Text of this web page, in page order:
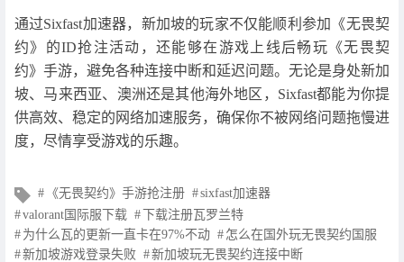
通过Sixfast加速器，新加坡的玩家不仅能顺利参加《无畏契
约》的ID抢注活动，还能够在游戏上线后畅玩《无畏契
约》手游，避免各种连接中断和延迟问题。无论是身处新加
坡、马来西亚、澳洲还是其他海外地区，Sixfast都能为你提
供高效、稳定的网络加速服务，确保你不被网络问题拖慢进
度，尽情享受游戏的乐趣。
文
章
标
签
《无畏契约》手游抢注册
sixfast加速器
valorant国际服下载
下载注册瓦罗兰特
为什么瓦的更新一直卡在97%不动
怎么在国外玩无畏契约国服
新加坡游戏登录失败
新加坡玩无畏契约连接中断